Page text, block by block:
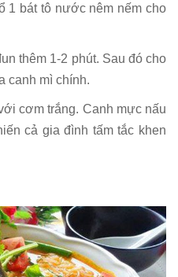
1 bát tô nước nêm nếm cho
thêm 1-2 phút. Sau đó cho
canh mì chính.
cơm trắng. Canh mực nấu
cả gia đình tấm tắc khen